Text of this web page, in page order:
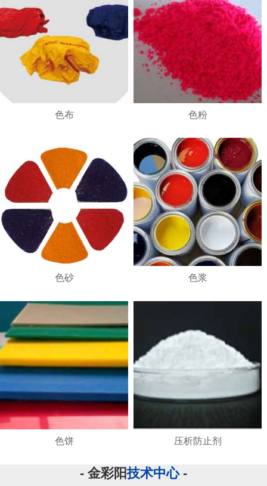
2 3 4
色布 色粉
色砂 色浆
色饼 压析防止剂
- 金彩阳技术中心-